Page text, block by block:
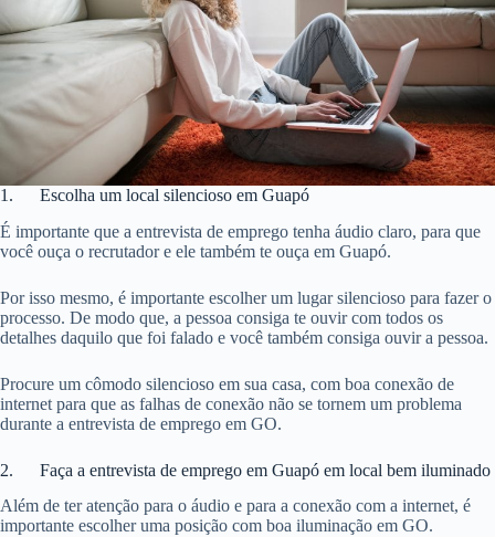
1. Escolha um local silencioso em Guapó
É importante que a entrevista de emprego tenha áudio claro, para que
você ouça o recrutador e ele também te ouça em Guapó.
Por isso mesmo, é importante escolher um lugar silencioso para fazer o
processo. De modo que, a pessoa consiga te ouvir com todos os
detalhes daquilo que foi falado e você também consiga ouvir a pessoa.
Procure um cômodo silencioso em sua casa, com boa conexão de
internet para que as falhas de conexão não se tornem um problema
durante a entrevista de emprego em GO.
2. Faça a entrevista de emprego em Guapó em local bem iluminado
Além de ter atenção para o áudio e para a conexão com a internet, é
importante escolher uma posição com boa iluminação em GO.